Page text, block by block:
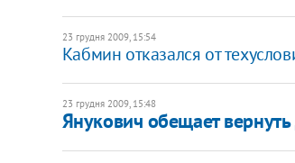
23 грудня 2009, 15:54
Кабмин отказался от
23 грудня 2009, 15:48
Янукович обещает